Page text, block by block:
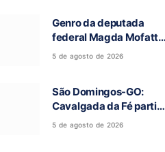
Genro da deputada
federal Magda Mofatto
morre após acidente de
5 de agosto de 2026
São Domingos-GO:
Cavalgada da Fé partiu
rumo a Terra Ronca e
5 de agosto de 2026